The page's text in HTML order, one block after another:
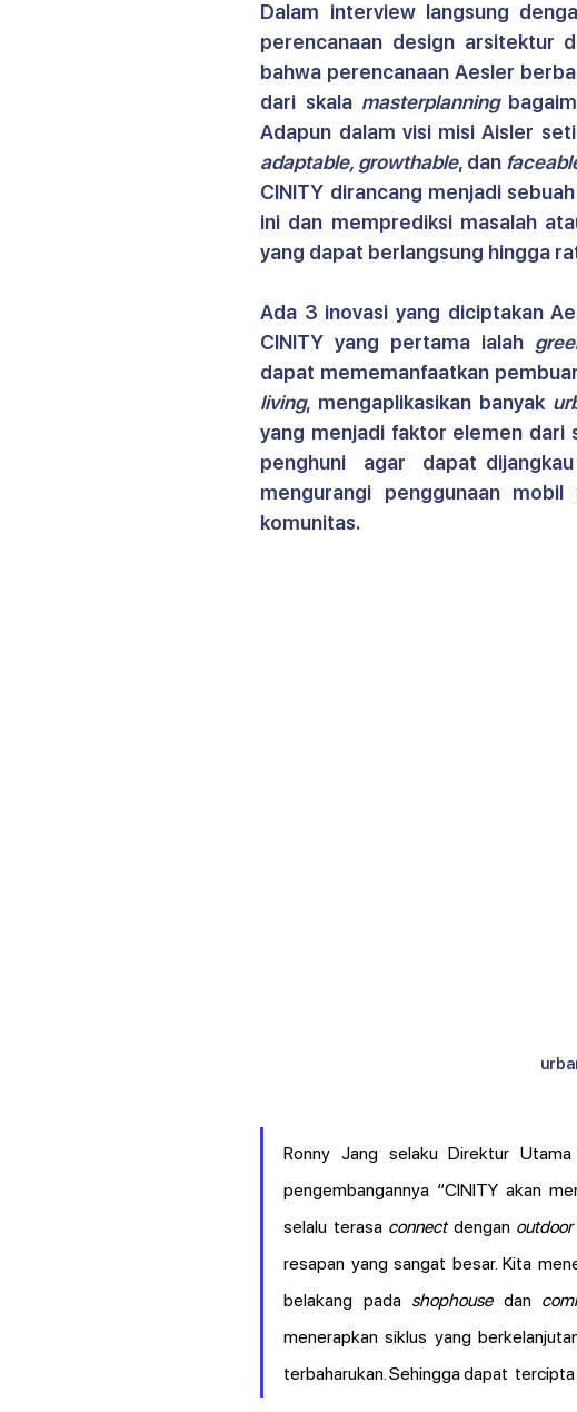
Dalam interview langsung
perencanaan design arsitektur
bahwa perencanaan Aesler
dari skala masterplanning
adaptable, growthable, dan
CINITY dirancang menjadi
ini dan memprediksi masalah
yang dapat berlangsung hingga
Ada 3 inovasi yang diciptakan
CINITY yang pertama ialah
dapat mememanfaatkan
living, mengaplikasikan banyak
yang menjadi faktor elemen dari
penghuni  agar  dapat
mengurangi penggunaan
komunitas.
Ronny Jang selaku Direktur
pengembangannya “CINITY akan
selalu terasa connect dengan
resapan yang sangat besar. Kita
belakang pada shophouse dan
menerapkan siklus yang
terbaharukan. Sehingga dapat